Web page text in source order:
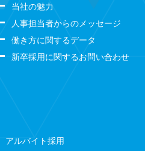
当社の魅力
人事担当者からのメッセージ
働き方に関するデータ
新卒採用に関するお問い合わせ
アルバイト採用